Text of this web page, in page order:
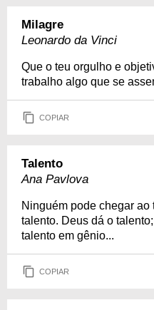
Milagre
Leonardo da Vinci
Que o teu orgulho e
trabalho algo que se
COPIAR
Talento
Ana Pavlova
Ninguém pode chegar
talento. Deus dá o
talento em gênio...
COPIAR